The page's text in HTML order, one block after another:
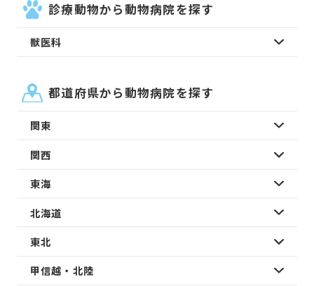
診療動物から動物病院を探す
獣医科
都道府県から動物病院を探す
関東
関西
東海
北海道
東北
甲信越・北陸